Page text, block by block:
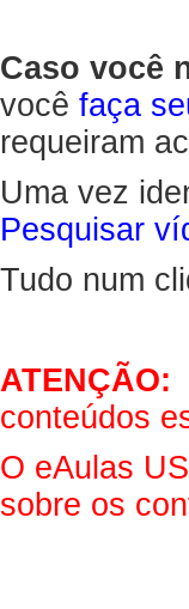
Caso você
você faça
requeiram
Uma vez
Pesquisar
Tudo num
ATENÇÃO:
conteúdos
O eAulas
sobre os